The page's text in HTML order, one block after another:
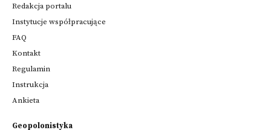
Redakcja portalu
Instytucje współpracujące
FAQ
Kontakt
Regulamin
Instrukcja
Ankieta
Geopolonistyka